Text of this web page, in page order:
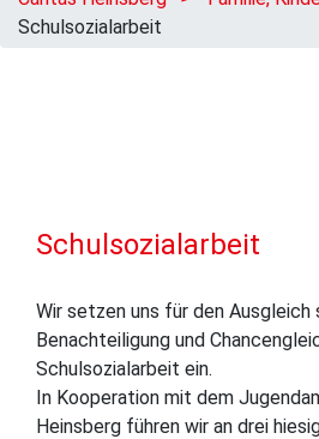
Schulsozialarbeit
Schulsozialarbeit
Wir setzen uns für den Ausgleich
Benachteiligung und
Schulsozialarbeit ein.
In Kooperation mit dem
Heinsberg führen wir an drei